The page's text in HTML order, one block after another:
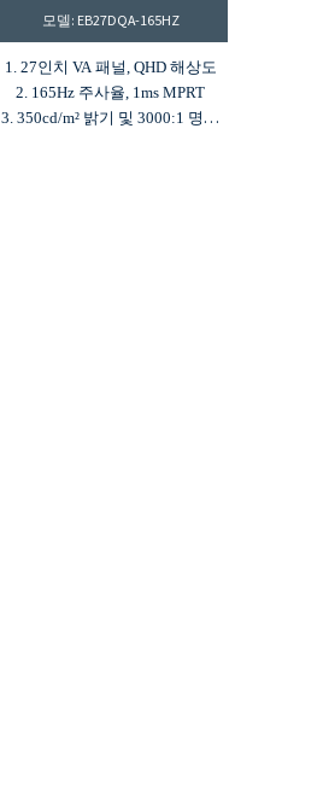
모델: EB27DQA-165HZ
1. 27인치 VA 패널, QHD 해상도
2. 165Hz 주사율, 1ms MPRT
3. 350cd/m² 밝기 및 3000:1 명암